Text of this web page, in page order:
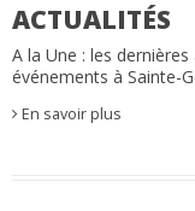
ACTUALITÉS
A la Une : les
événements à Sainte-
En savoir plus